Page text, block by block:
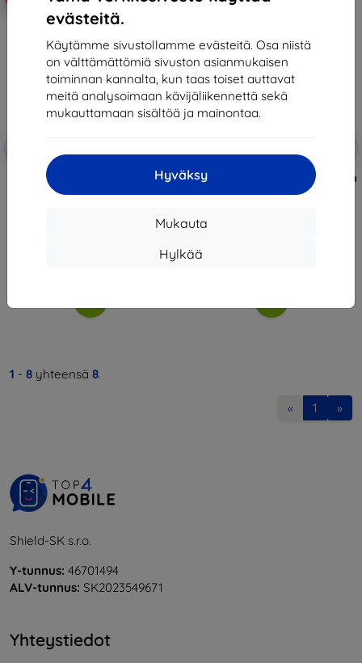
evästeitä.
Käytämme sivustollamme evästeitä. Osa niistä
on välttämättömiä sivuston asianmukaisen
toiminnan kannalta, kun taas toiset auttavat
meitä analysoimaan kävijäliikennettä sekä
mukauttamaan sisältöä ja mainontaa.
Hyväksy
Mukauta
Hylkää
kupongilla
3MK HardGlass Max Lite Oppo
Reno 8 Lite 5G black Fullscreen
Viimeinen kappale varastossa
kupongilla
Eiger Mountain Glass 2.5D Screen
Protector for Oppo Reno 8 Lite
1 - 8 yhteensä 8.
« 1 »
Shield-SK s.r.o.
Y-tunnus: 46701494
ALV-tunnus: SK2023549671
Yhteystiedot